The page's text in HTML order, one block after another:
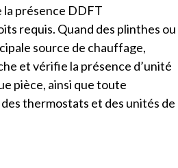
présence DDFT
requis. Quand des plinthes ou
source de chauffage,
et vérifie la présence d’unité
pièce, ainsi que toute
thermostats et des unités de